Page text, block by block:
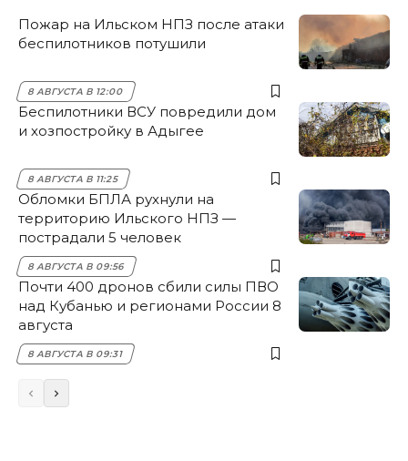
Пожар на Ильском НПЗ после атаки
беспилотников потушили
8 АВГУСТА В 12:00
Беспилотники ВСУ повредили дом
и хозпостройку в Адыгее
8 АВГУСТА В 11:25
Обломки БПЛА рухнули на
территорию Ильского НПЗ —
пострадали 5 человек
8 АВГУСТА В 09:56
Почти 400 дронов сбили силы ПВО
над Кубанью и регионами России 8
августа
8 АВГУСТА В 09:31